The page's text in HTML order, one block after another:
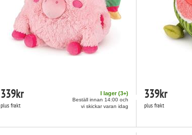
339kr
plus frakt
I lager (3+)
Beställ innan 14:00 och
vi skickar varan idag
339kr
plus frakt